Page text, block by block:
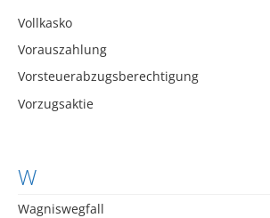
Vollkasko
Vorauszahlung
Vorsteuerabzugsberechtigung
Vorzugsaktie
W
Wagniswegfall